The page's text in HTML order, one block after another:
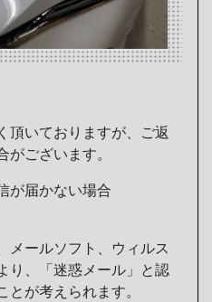
頂いておりますが、ご返
ございます。
が届かない場合
メールソフト、ウィルス
り、「迷惑メール」と認
が考えられます。